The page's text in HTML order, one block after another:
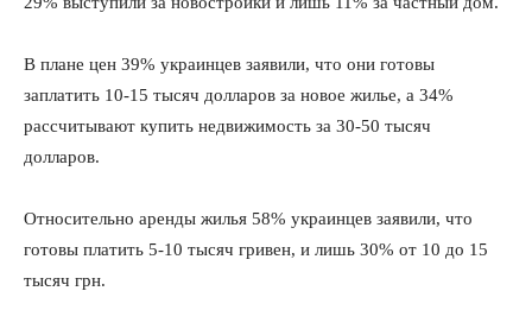
В плане цен 39% украинцев заявили, что они готовы
заплатить 10-15 тысяч долларов за новое жилье, а 34%
рассчитывают купить недвижимость за 30-50 тысяч
долларов.
Относительно аренды жилья 58% украинцев заявили, что
готовы платить 5-10 тысяч гривен, и лишь 30% от 10 до 15
тысяч грн.